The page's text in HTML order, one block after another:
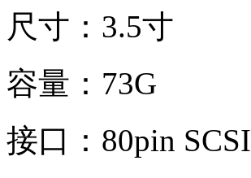
尺寸：3.5寸
容量：73G
接口：80pin SCSI